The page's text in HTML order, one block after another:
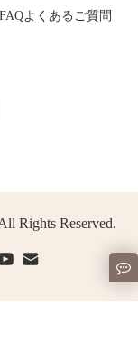
FAQよくあるご質問
Rights Reserved.